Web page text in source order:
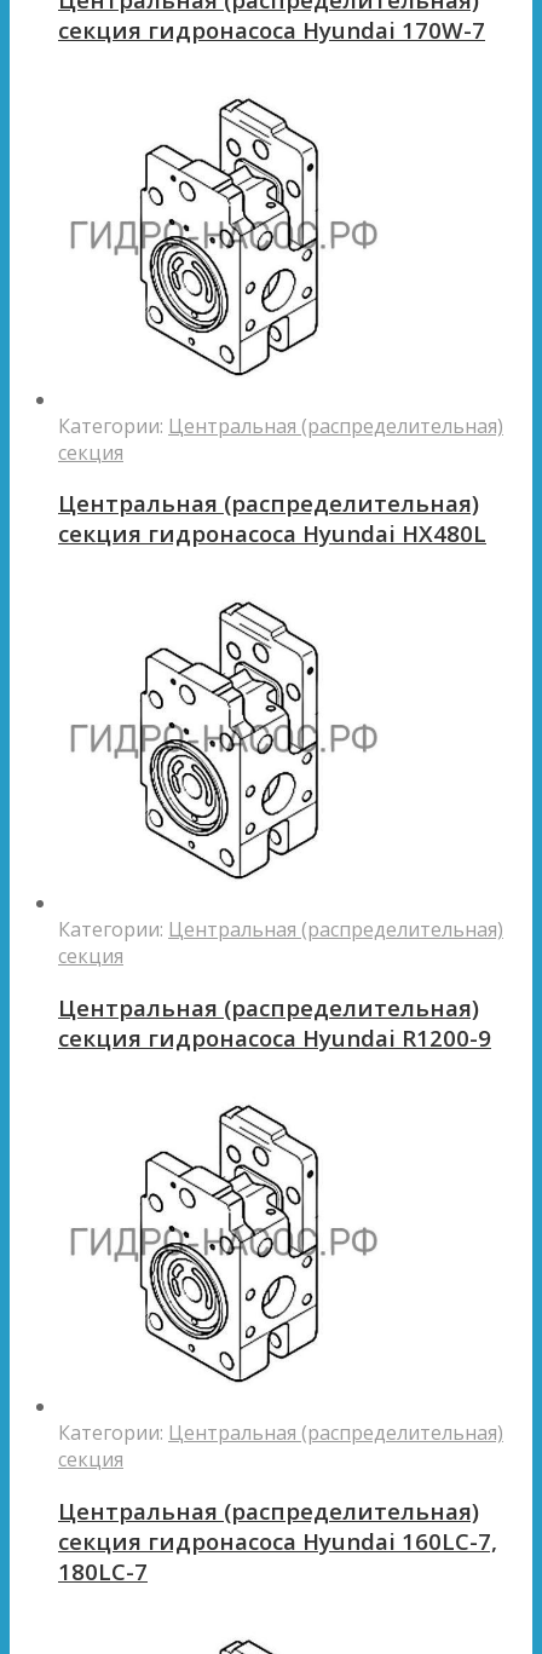
секция гидронасоса Hyundai 170W-7
Категории: Центральная (распределительная)
секция
Центральная (распределительная)
секция гидронасоса Hyundai HX480L
Категории: Центральная (распределительная)
секция
Центральная (распределительная)
секция гидронасоса Hyundai R1200-9
Категории: Центральная (распределительная)
секция
Центральная (распределительная)
секция гидронасоса Hyundai 160LC-7,
180LC-7